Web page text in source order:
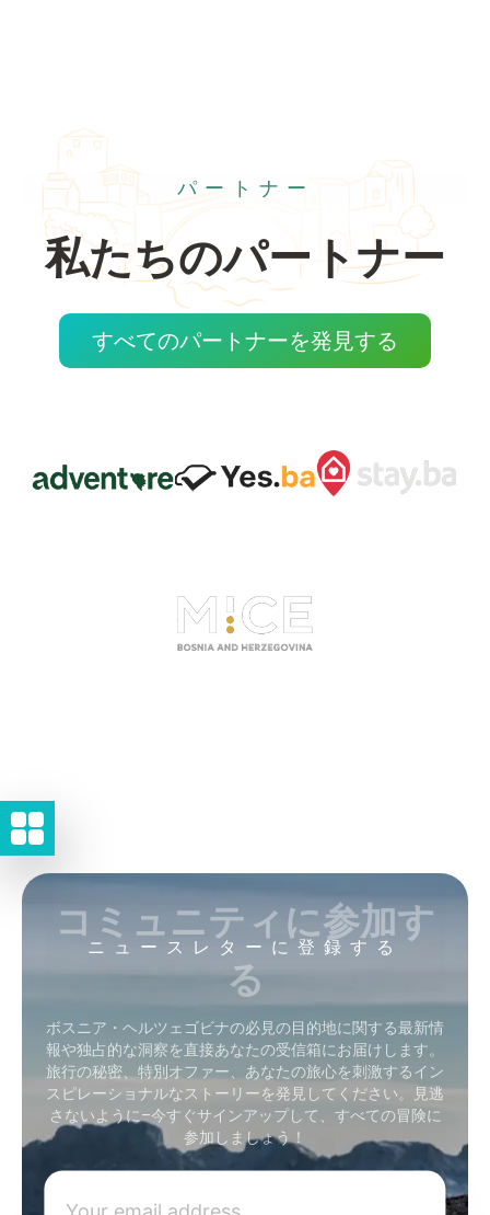
パートナー
私たちのパートナー
すべてのパートナーを発見する
ニュースレターに登録する
コミュニティに参加す
る
ボスニア・ヘルツェゴビナの必見の目的地に関する最新情
報や独占的な洞察を直接あなたの受信箱にお届けします。
旅行の秘密、特別オファー、あなたの旅心を刺激するイン
スピレーショナルなストーリーを発見してください。見逃
さないように–今すぐサインアップして、すべての冒険に
参加しましょう！